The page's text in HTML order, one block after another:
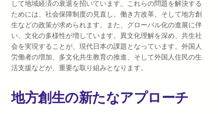
して地域経済の衰退を招いています。これらの問題を解決する
ためには、社会保障制度の見直し、働き方改革、そして地方創
生などの政策が求められます。また、グローバル化の進展に伴
い、文化の多様性が増しています。異文化理解を深め、共生社
会を実現することが、現代日本の課題となっています。外国人
労働者の増加、多文化共生教育の推進、そして外国人住民の生
活支援などが、重要な取り組みとなります。
地方創生の新たなアプローチ